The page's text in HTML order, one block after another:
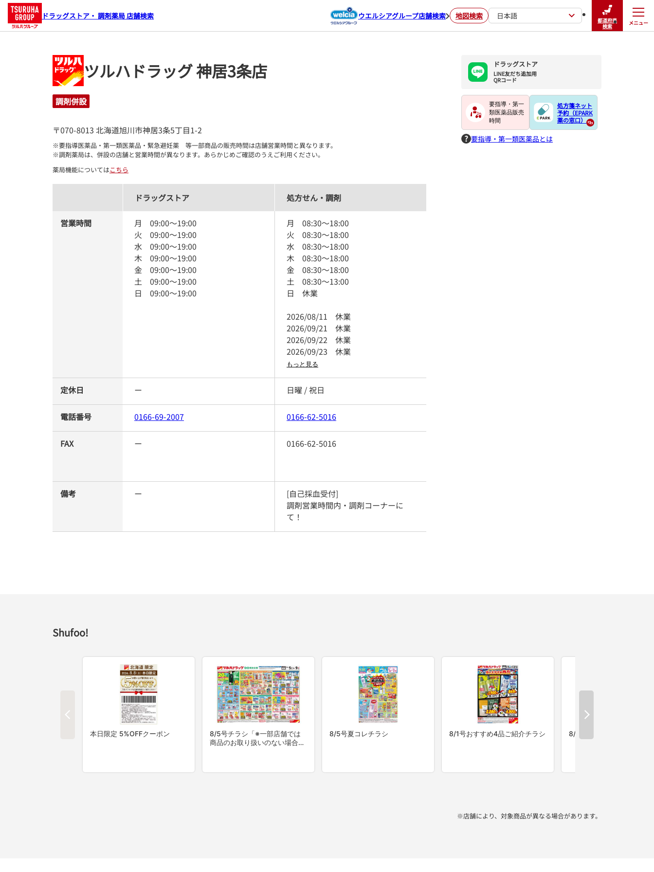
ドラッグストア・ 調剤薬局 店舗検索 ウエルシアグループ店舗検索 地図検索 日本語
都道府県
検索
メニュー
閉じる
ツルハドラッグ 神居3条店
調剤併設
〒070-8013 北海道旭川市神居3条5丁目1-2
※要指導医薬品・第一類医薬品・緊急避妊薬　等一部商品の販売時間は店舗営業時間と異なります。
※調剤薬局は、併設の店舗と営業時間が異なります。あらかじめご確認のうえご利用ください。
薬局機能についてはこちら
ドラッグストア
LINE友だち追加用
QRコード
要指導・第一
類医薬品販売
時間
処方箋ネット
予約（EPARK
薬の窓口）
要指導・第一類医薬品とは
Shufoo!
※店舗により、対象商品が異なる場合があります。
ドラッグストア 処方せん・調剤
営業時間 月 09:00～19:00
火 09:00～19:00
水 09:00～19:00
木 09:00～19:00
金 09:00～19:00
土 09:00～19:00
日 09:00～19:00
月 08:30～18:00
火 08:30～18:00
水 08:30～18:00
木 08:30～18:00
金 08:30～18:00
土 08:30～13:00
日 休業
2026/08/11 休業
2026/09/21 休業
2026/09/22 休業
2026/09/23 休業
もっと見る
定休日 ー 日曜 / 祝日
電話番号 0166-69-2007 0166-62-5016
FAX ー 0166-62-5016
備考 ー
[自己採血受付]
調剤営業時間内・調剤コーナーに
て！